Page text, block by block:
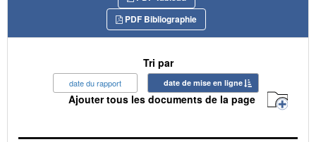
PDF Bibliographie
Tri par
date du rapport date de mise en ligne
Ajouter tous les documents de la page